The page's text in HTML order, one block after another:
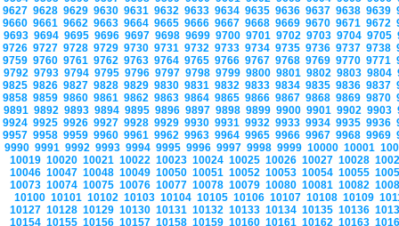
9627 9628 9629 9630 9631 9632 9633 9634 9635 9636 9637 9638 9639
9660 9661 9662 9663 9664 9665 9666 9667 9668 9669 9670 9671 9672
9693 9694 9695 9696 9697 9698 9699 9700 9701 9702 9703 9704 9705
9726 9727 9728 9729 9730 9731 9732 9733 9734 9735 9736 9737 9738
9759 9760 9761 9762 9763 9764 9765 9766 9767 9768 9769 9770 9771
9792 9793 9794 9795 9796 9797 9798 9799 9800 9801 9802 9803 9804
9825 9826 9827 9828 9829 9830 9831 9832 9833 9834 9835 9836 9837
9858 9859 9860 9861 9862 9863 9864 9865 9866 9867 9868 9869 9870
9891 9892 9893 9894 9895 9896 9897 9898 9899 9900 9901 9902 9903
9924 9925 9926 9927 9928 9929 9930 9931 9932 9933 9934 9935 9936
9957 9958 9959 9960 9961 9962 9963 9964 9965 9966 9967 9968 9969
9990 9991 9992 9993 9994 9995 9996 9997 9998 9999 10000 10001
10019 10020 10021 10022 10023 10024 10025 10026 10027 10028
10046 10047 10048 10049 10050 10051 10052 10053 10054 10055
10073 10074 10075 10076 10077 10078 10079 10080 10081 10082
10100 10101 10102 10103 10104 10105 10106 10107 10108 10109
10127 10128 10129 10130 10131 10132 10133 10134 10135 10136
10154 10155 10156 10157 10158 10159 10160 10161 10162 10163